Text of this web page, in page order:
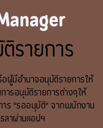
รายการ
ผู้มีอำนาจอนุมัติรายการให้
รอนุมัติรายการต่างๆให้
ร "รออนุมัติ" จากพนักงาน
ลาผ่านแอปฯ